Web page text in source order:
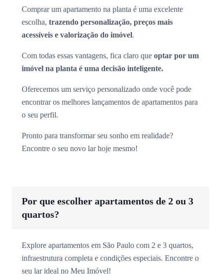
Comprar um apartamento na planta é uma excelente
escolha, trazendo personalização, preços mais
acessíveis e valorização do imóvel.
Com todas essas vantagens, fica claro que optar por um
imóvel na planta é uma decisão inteligente.
Oferecemos um serviço personalizado onde você pode
encontrar os melhores lançamentos de apartamentos para
o seu perfil.
Pronto para transformar seu sonho em realidade?
Encontre o seu novo lar hoje mesmo!
Por que escolher apartamentos de 2 ou 3
quartos?
Explore apartamentos em São Paulo com 2 e 3 quartos,
infraestrutura completa e condições especiais. Encontre o
seu lar ideal no Meu Imóvel!